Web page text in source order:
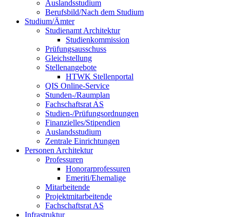
Auslandsstudium
Berufsbild/Nach dem Studium
Studium/Ämter
Studienamt Architektur
Studienkommission
Prüfungsausschuss
Gleichstellung
Stellenangebote
HTWK Stellenportal
QIS Online-Service
Stunden-/Raumplan
Fachschaftsrat AS
Studien-/Prüfungsordnungen
Finanzielles/Stipendien
Auslandsstudium
Zentrale Einrichtungen
Personen Architektur
Professuren
Honorarprofessuren
Emeriti/Ehemalige
Mitarbeitende
Projektmitarbeitende
Fachschaftsrat AS
Infrastruktur